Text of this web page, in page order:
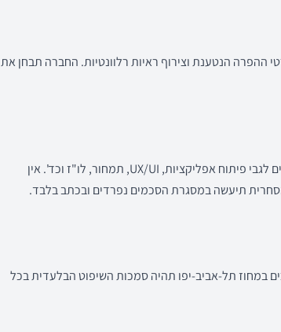
ההפרה הנטענת וצירוף ראיות רלוונטיות. החברה תבחן את
תכנים מקצועיים באתר עשויים לכלול דוגמאות, הצעות או קווי מחשבה כלליים לגבי פיתוח אפליקציות, UX/UI, תמחור, לו"ז וכד'. אין
תיעשה במסגרת הסכמים נפרדים ובכתב בלבד.
במחוז תל-אביב-יפו תהיה סמכות השיפוט הבלעדית בכל